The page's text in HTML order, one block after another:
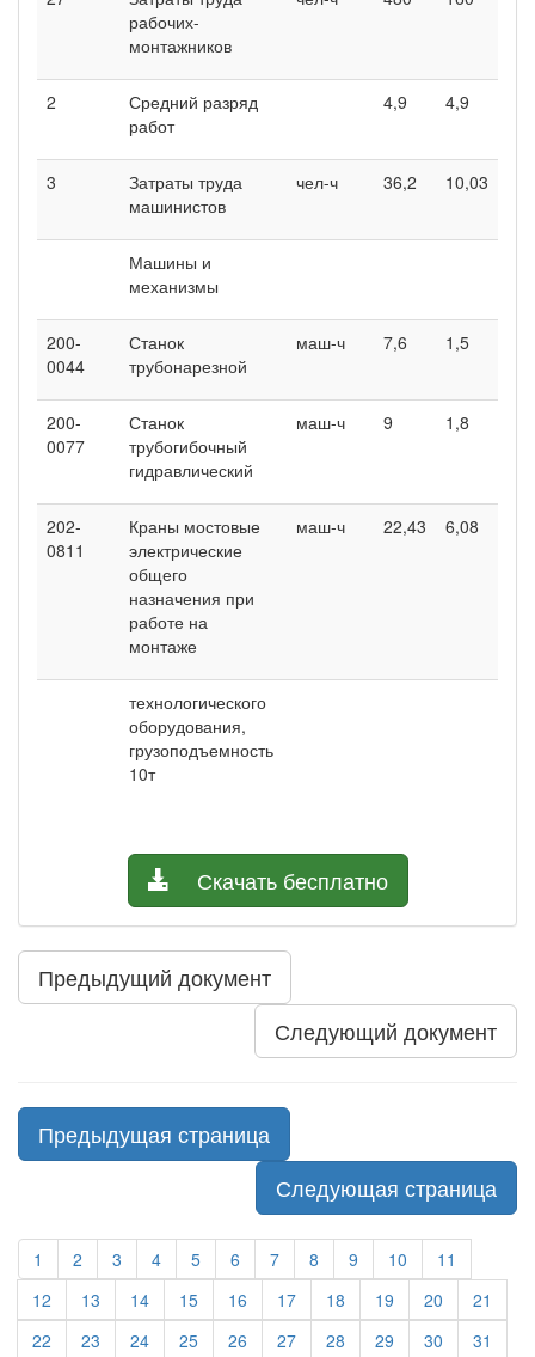
рабочих-
монтажников
2
Средний разряд
работ
4,9 4,9
3
Затраты труда
машинистов
чел-ч 36,2 10,03
Машины и
механизмы
200-
0044
Станок
трубонарезной
маш-ч 7,6 1,5
200-
0077
Станок
трубогибочный
гидравлический
маш-ч 9 1,8
202-
0811
Краны мостовые
электрические
общего
назначения при
работе на
монтаже
маш-ч 22,43 6,08
технологического
оборудования,
грузоподъемность
10т
Скачать бесплатно
Предыдущий документ
Следующий документ
Предыдущая страница
Следующая страница
1 2 3 4 5 6 7 8 9 10
11
12
13 14 15 16 17 18 19 20
21
22
23 24 25 26 27 28 29 30
31